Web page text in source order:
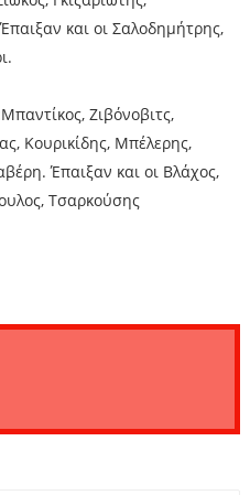
και οι Σαλοδημήτρης,
Ζιβόνοβιτς,
Κουρικίδης, Μπέλερης,
Έπαιξαν και οι Βλάχος,
Τσαρκούσης